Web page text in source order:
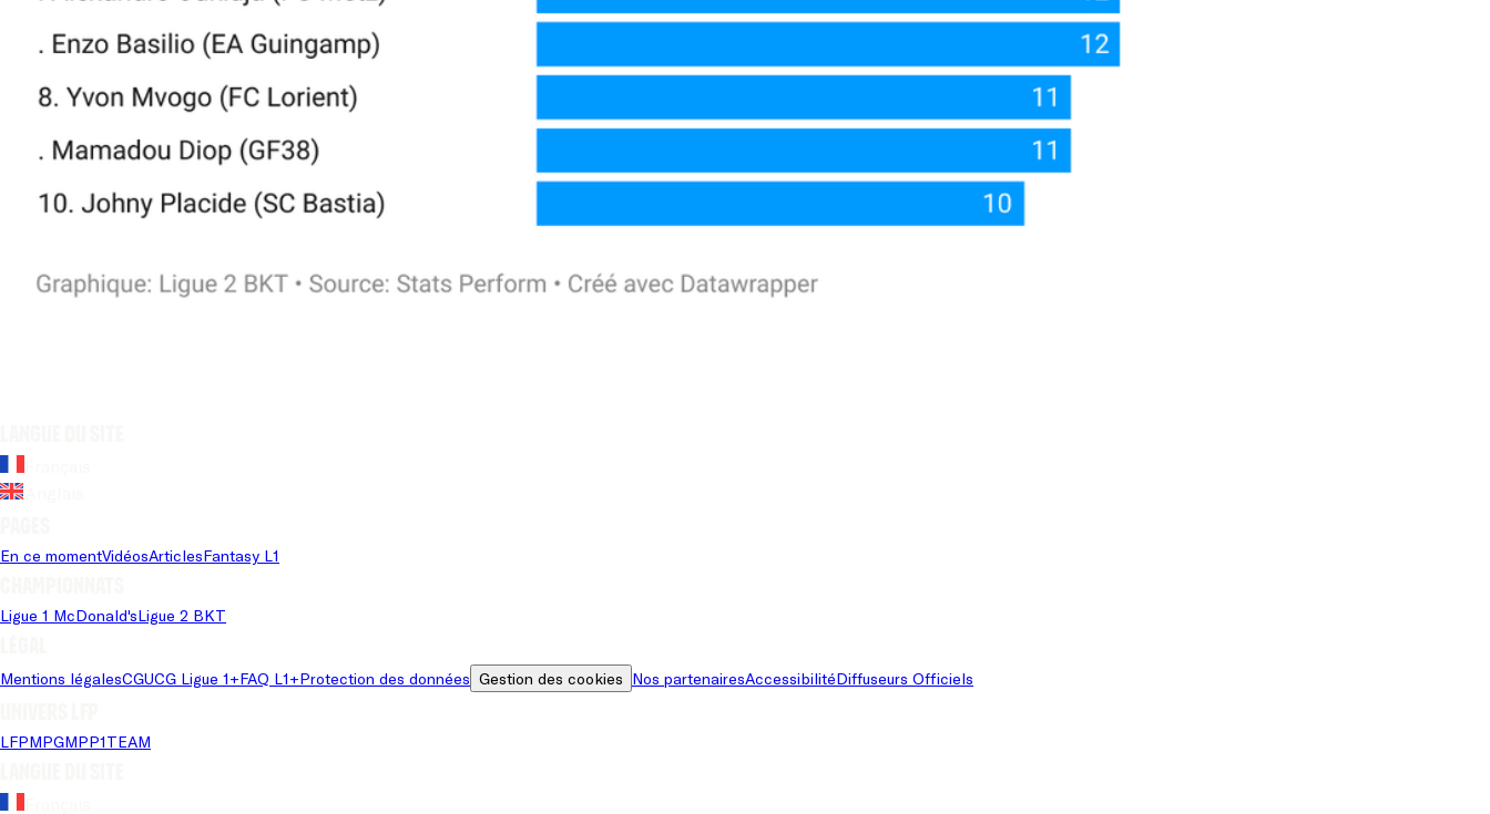
En ce momentVidéosArticlesFantasy L1
Ligue 1 McDonald'sLigue 2 BKT
Mentions légalesCGUCG Ligue 1+FAQ L1+Protection des données Gestion des cookies Nos partenairesAccessibilitéDiffuseurs Officiels
LFPMPGMPP1TEAM